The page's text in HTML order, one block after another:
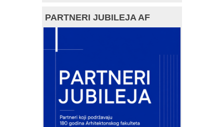
PARTNERI JUBILEJA AF